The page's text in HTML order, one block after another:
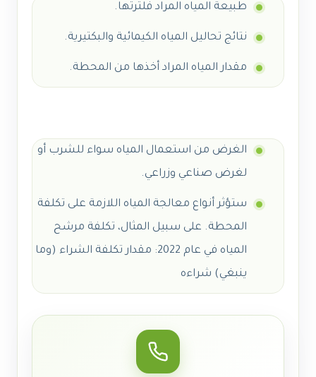
طبيعة المياه المراد فلترتها.
نتائج تحاليل المياه الكيمائية والبكتيرية.
مقدار المياه المراد أخذها من المحطة.
الغرض من استعمال المياه سواء للشرب أو
لغرض صناعي وزراعي.
ستؤثر أنواع معالجة المياه اللازمة على تكلفة
المحطة. على سبيل المثال، تكلفة مرشح
المياه في عام 2022: مقدار تكلفة الشراء (وما
ينبغي) شراءه